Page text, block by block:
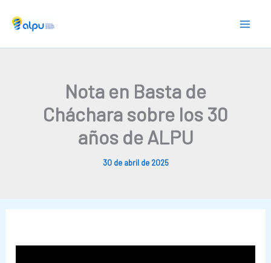
Nota en Basta de
Cháchara sobre los 30
años de ALPU
30 de abril de 2025